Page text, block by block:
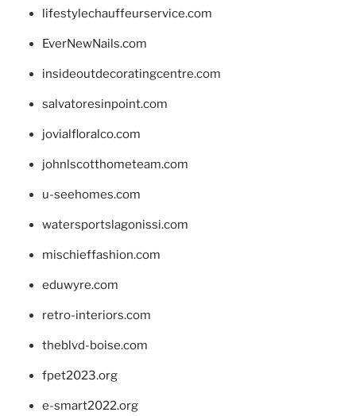
lifestylechauffeurservice.com
EverNewNails.com
insideoutdecoratingcentre.com
salvatoresinpoint.com
jovialfloralco.com
johnlscotthometeam.com
u-seehomes.com
watersportslagonissi.com
mischieffashion.com
eduwyre.com
retro-interiors.com
theblvd-boise.com
fpet2023.org
e-smart2022.org